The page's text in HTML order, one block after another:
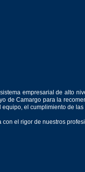
empresarial de alto
de Camargo para la
el cumplimiento de las
el rigor de nuestros